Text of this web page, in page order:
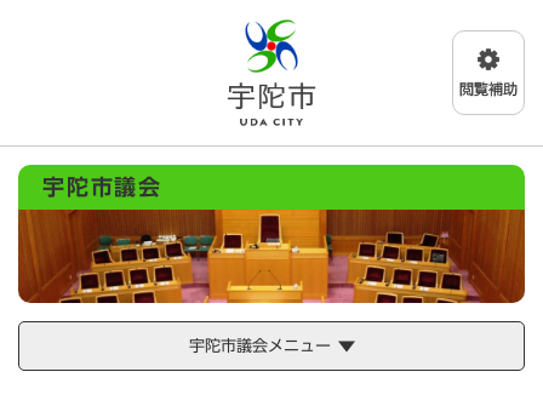
メニューを飛ばして本文へ
宇陀市議会
宇陀市議会メニュー